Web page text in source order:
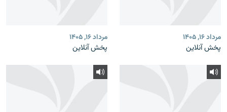
مرداد ۱۶, ۱۴۰۵
پخش آنلاین
مرداد ۱۶, ۱۴۰۵
پخش آنلاین